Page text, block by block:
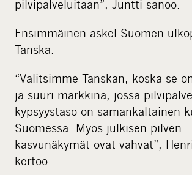
pilvipalveluitaan”, Juntti sanoo.
Ensimmäinen askel Suomen
Tanska.
“Valitsimme Tanskan, koska se
ja suuri markkina, jossa
kypsyystaso on samankaltainen
Suomessa. Myös julkisen pilven
kasvunäkymät ovat vahvat”,
kertoo.